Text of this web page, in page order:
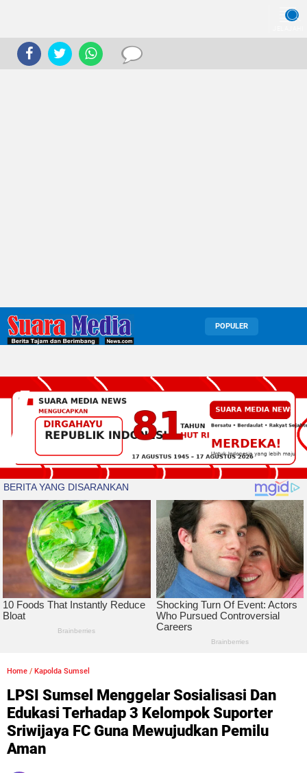
POPULER
Home / Kapolda Sumsel
LPSI Sumsel Menggelar Sosialisasi Dan
Edukasi Terhadap 3 Kelompok Suporter
Sriwijaya FC Guna Mewujudkan Pemilu
Aman